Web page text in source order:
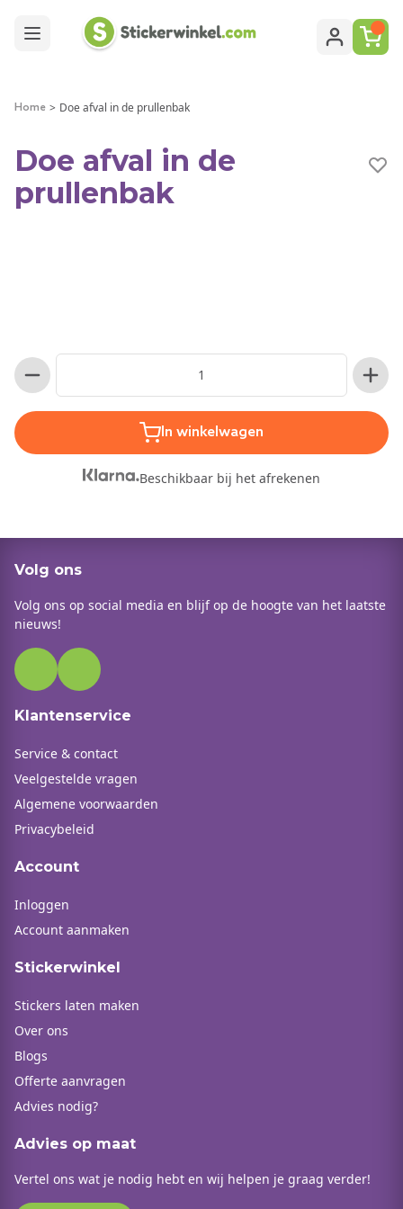
Home > Doe afval in de prullenbak
Doe afval in de
prullenbak
In winkelwagen
Beschikbaar bij het afrekenen
Volg ons
Volg ons op social media en blijf op de hoogte van het laatste
nieuws!
Klantenservice
Service & contact
Veelgestelde vragen
Algemene voorwaarden
Privacybeleid
Account
Inloggen
Account aanmaken
Stickerwinkel
Stickers laten maken
Over ons
Blogs
Offerte aanvragen
Advies nodig?
Advies op maat
Vertel ons wat je nodig hebt en wij helpen je graag verder!